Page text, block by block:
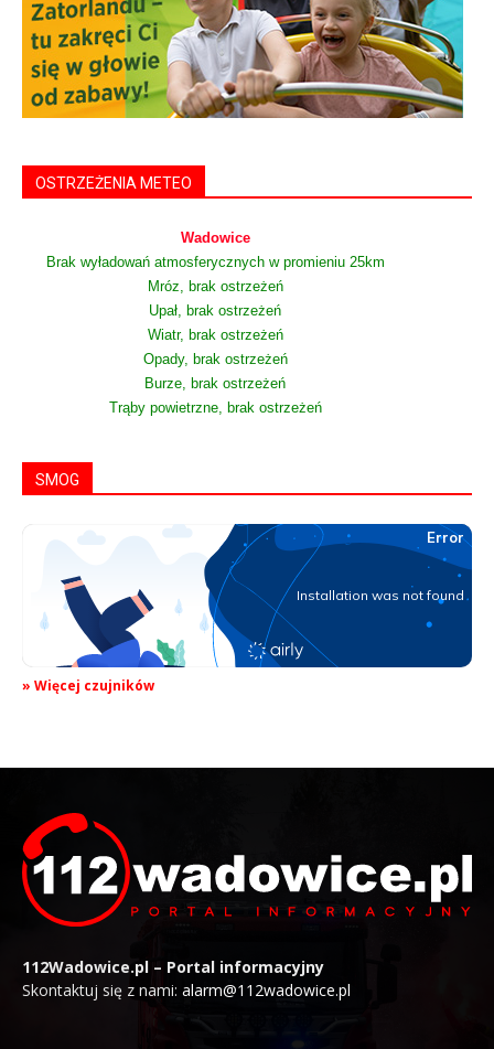
OSTRZEŻENIA METEO
Wadowice
Brak wyładowań atmosferycznych w promieniu 25km
Mróz, brak ostrzeżeń
Upał, brak ostrzeżeń
Wiatr, brak ostrzeżeń
Opady, brak ostrzeżeń
Burze, brak ostrzeżeń
Trąby powietrzne, brak ostrzeżeń
SMOG
» Więcej czujników
112Wadowice.pl – Portal informacyjny
Skontaktuj się z nami: alarm@112wadowice.pl